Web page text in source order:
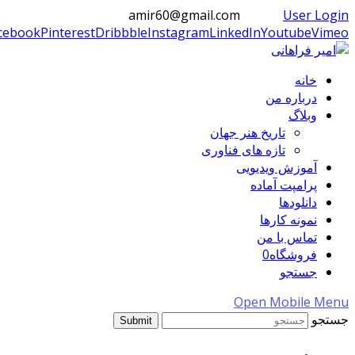
amir60@gmail.com
User Login
PinterestDribbbleInstagramLinkedInYoutubeVimeo
خانه
درباره من
وبلاگ
تاریخ هنر جهان
تازه های فناوری
آموزش ویدیویی
پرامپت آماده
دانلودها
نمونه کارها
تماس با من
فروشگاه0
جستجو
Open Mobile Menu
جستجو
Submit